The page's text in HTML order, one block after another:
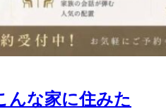
んな家に住みた